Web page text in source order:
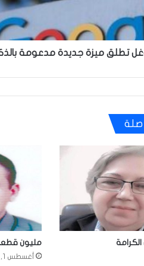
تطلق ميزة جديدة مدعومة
صلة
مليون
أغسطس 1, 2026